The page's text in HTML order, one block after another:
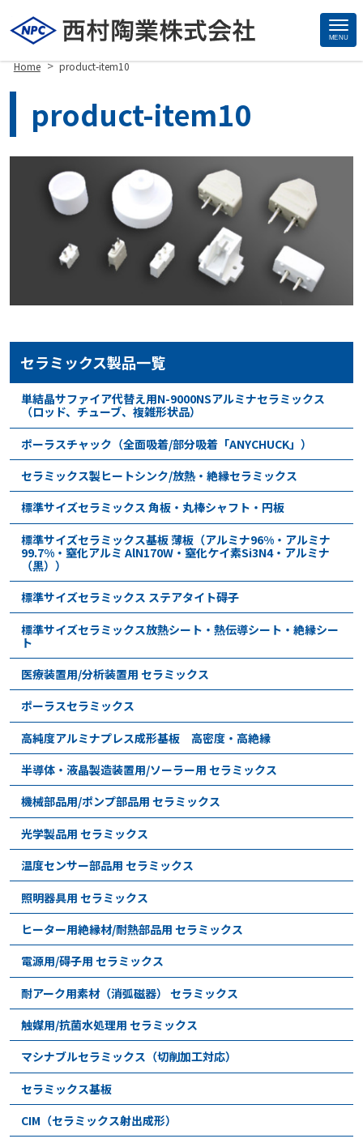
MENU
Home > product-item10
product-item10
セラミックス製品一覧
単結晶サファイア代替え用N-9000NSアルミナセラミックス
（ロッド、チューブ、複雑形状品）
ポーラスチャック（全面吸着/部分吸着「ANYCHUCK」）
セラミックス製ヒートシンク/放熱・絶縁セラミックス
標準サイズセラミックス 角板・丸棒シャフト・円板
標準サイズセラミックス基板 薄板（アルミナ96%・アルミナ
99.7%・窒化アルミ AlN170W・窒化ケイ素Si3N4・アルミナ
（黒））
標準サイズセラミックス ステアタイト碍子
標準サイズセラミックス放熱シート・熱伝導シート・絶縁シー
ト
医療装置用/分析装置用 セラミックス
ポーラスセラミックス
高純度アルミナプレス成形基板 高密度・高絶縁
半導体・液晶製造装置用/ソーラー用 セラミックス
機械部品用/ポンプ部品用 セラミックス
光学製品用 セラミックス
温度センサー部品用 セラミックス
照明器具用 セラミックス
ヒーター用絶縁材/耐熱部品用 セラミックス
電源用/碍子用 セラミックス
耐アーク用素材（消弧磁器） セラミックス
触媒用/抗菌水処理用 セラミックス
マシナブルセラミックス（切削加工対応）
セラミックス基板
CIM（セラミックス射出成形）
Site
Footer